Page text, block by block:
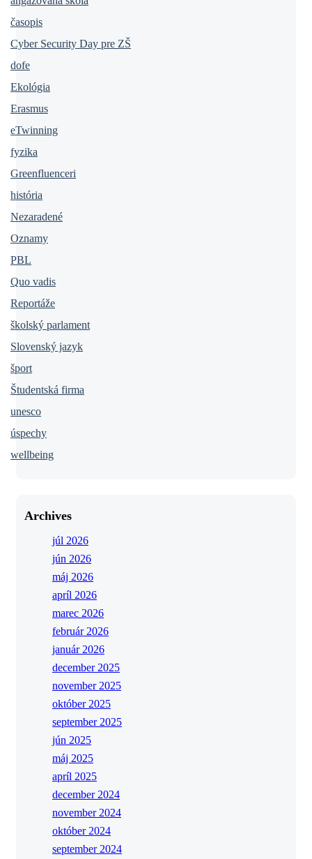
časopis
Cyber Security Day pre ZŠ
dofe
Ekológia
Erasmus
eTwinning
fyzika
Greenfluenceri
história
Nezaradené
Oznamy
PBL
Quo vadis
Reportáže
školský parlament
Slovenský jazyk
šport
Študentská firma
unesco
úspechy
wellbeing
Archives
júl 2026
jún 2026
máj 2026
apríl 2026
marec 2026
február 2026
január 2026
december 2025
november 2025
október 2025
september 2025
jún 2025
máj 2025
apríl 2025
december 2024
november 2024
október 2024
september 2024